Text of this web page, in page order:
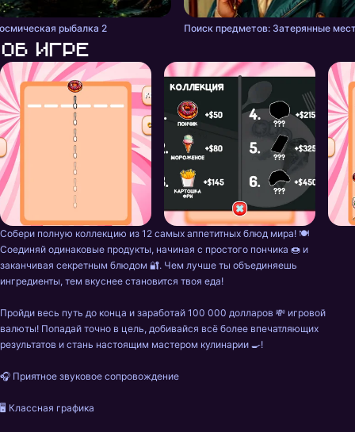
рыбалка 2 Поиск предметов: Затерянные
Об игре
Собери полную коллекцию из 12 самых аппетитных блюд мира! 🍽️
Соединяй одинаковые продукты, начиная с простого пончика 🍩 и
заканчивая секретным блюдом 🔐. Чем лучше ты объединяешь
ингредиенты, тем вкуснее становится твоя еда!
Пройди весь путь до конца и заработай 100 000 долларов 💸 игровой
валюты! Попадай точно в цель, добивайся всё более впечатляющих
результатов и стань настоящим мастером кулинарии 🍳!
🎧 Приятное звуковое сопровождение
🖥️ Классная графика